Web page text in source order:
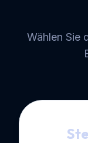
Wählen Sie